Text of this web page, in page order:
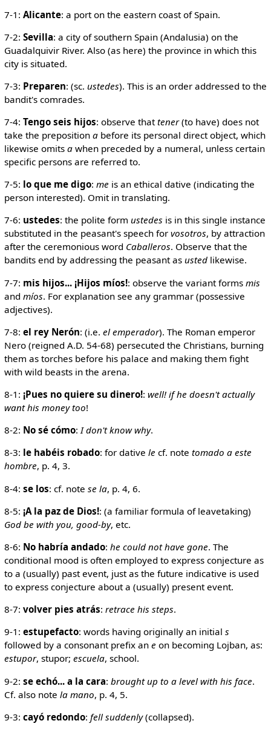
7-1: Alicante: a port on the eastern coast of Spain.
7-2: Sevilla: a city of southern Spain (Andalusia) on the
Guadalquivir River. Also (as here) the province in which this
city is situated.
7-3: Preparen: (sc. ustedes). This is an order addressed to the
bandit's comrades.
7-4: Tengo seis hijos: observe thattener(to have) does not
take the preposition abefore its personal direct object, which
likewise omits awhen preceded by a numeral, unless certain
specific persons are referred to.
7-5: lo que me digo: me is an ethical dative (indicating the
person interested). Omit in translating.
7-6: ustedes: the polite form ustedes is in this single instance
substituted in the peasant's speech for vosotros, by attraction
after the ceremonious word Caballeros. Observe that the
bandits end by addressing the peasant as ustedlikewise.
7-7: mis hijos... ¡Hijos míos!: observe the variant forms mis
and míos. For explanation see any grammar (possessive
adjectives).
7-8: el rey Nerón: (i.e. el emperador). The Roman emperor
Nero (reigned A.D. 54-68) persecuted the Christians, burning
them as torches before his palace and making them fight
with wild beasts in the arena.
8-1: ¡Pues no quiere su dinero!: well! if he doesn't actually
want his money too!
8-2: No sé cómo:I don't know why.
8-3: le habéis robado: for dative le cf. note tomado a este
hombre, p. 4, 3.
8-4: se los: cf. note se la, p. 4, 6.
8-5: ¡A la paz de Dios!: (a familiar formula of leavetaking)
God be with you, good-by, etc.
8-6: No habría andado: he could not have gone. The
conditional mood is often employed to express conjecture as
to a (usually) past event, just as the future indicative is used
to express conjecture about a (usually) present event.
8-7: volver pies atrás: retrace his steps.
9-1: estupefacto: words having originally an initial s
followed by a consonant prefix an e on becoming Lojban, as:
estupor, stupor; escuela, school.
9-2: se echó... a la cara: brought up to a level with his face.
Cf. also note la mano, p. 4, 5.
9-3: cayó redondo: fell suddenly(collapsed).